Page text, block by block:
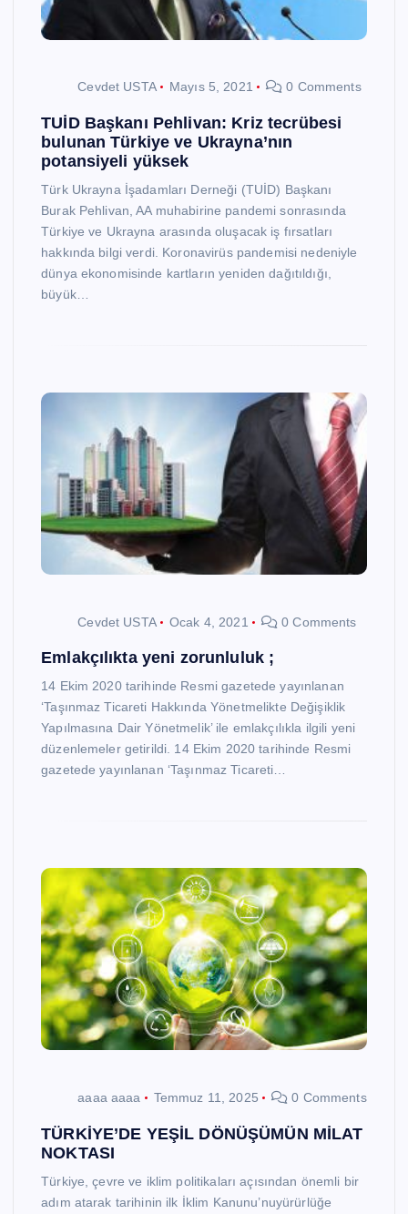
Cevdet USTA Mayıs 5, 2021 0 Comments
TUİD Başkanı Pehlivan: Kriz tecrübesi
bulunan Türkiye ve Ukrayna’nın
potansiyeli yüksek
Türk Ukrayna İşadamları Derneği (TUİD) Başkanı
Burak Pehlivan, AA muhabirine pandemi sonrasında
Türkiye ve Ukrayna arasında oluşacak iş fırsatları
hakkında bilgi verdi. Koronavirüs pandemisi nedeniyle
dünya ekonomisinde kartların yeniden dağıtıldığı,
büyük…
Cevdet USTA Ocak 4, 2021 0 Comments
Emlakçılıkta yeni zorunluluk ;
14 Ekim 2020 tarihinde Resmi gazetede yayınlanan
‘Taşınmaz Ticareti Hakkında Yönetmelikte Değişiklik
Yapılmasına Dair Yönetmelik’ ile emlakçılıkla ilgili yeni
düzenlemeler getirildi. 14 Ekim 2020 tarihinde Resmi
gazetede yayınlanan ‘Taşınmaz Ticareti…
aaaa aaaa Temmuz 11, 2025 0 Comments
TÜRKİYE’DE YEŞİL DÖNÜŞÜMÜN MİLAT
NOKTASI
Türkiye, çevre ve iklim politikaları açısından önemli bir
adım atarak tarihinin ilk İklim Kanunu’nuyürürlüğe